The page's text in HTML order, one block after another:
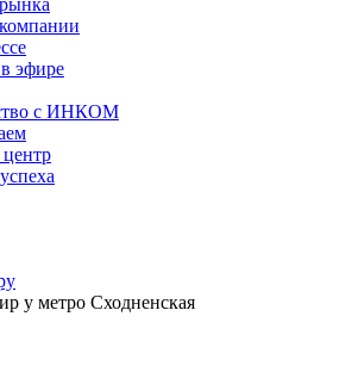
эфире
с ИНКОМ
у метро Сходненская